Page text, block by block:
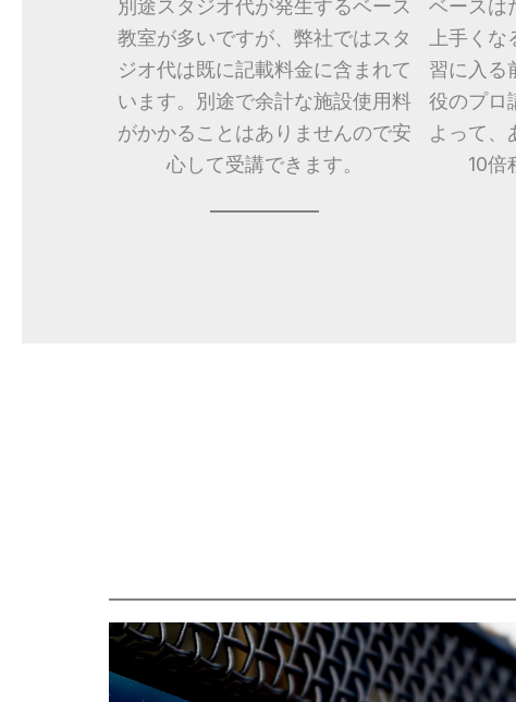
別途スタジオ代が発生するベース
教室が多いですが、弊社ではスタ
ジオ代は既に記載料金に含まれて
います。別途で余計な施設使用料
がかかることはありませんので安
心して受講できます。
ベースは
上手く
習に入る
役のプロ
よって、
10倍